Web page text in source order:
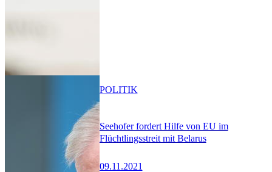
Seehofer fordert Hilfe von EU im
Flüchtlingsstreit mit Belarus
09.11.2021
POLITIK